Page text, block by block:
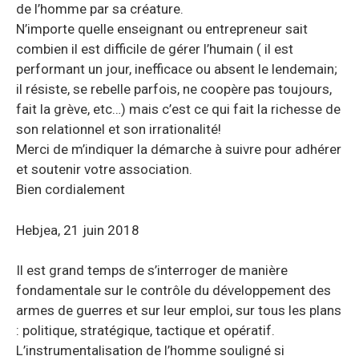
de l’homme par sa créature.
N’importe quelle enseignant ou entrepreneur sait
combien il est difficile de gérer l’humain ( il est
performant un jour, inefficace ou absent le lendemain;
il résiste, se rebelle parfois, ne coopère pas toujours,
fait la grève, etc…) mais c’est ce qui fait la richesse de
son relationnel et son irrationalité!
Merci de m’indiquer la démarche à suivre pour adhérer
et soutenir votre association.
Bien cordialement
Hebjea, 21 juin 2018
Il est grand temps de s’interroger de manière
fondamentale sur le contrôle du développement des
armes de guerres et sur leur emploi, sur tous les plans
: politique, stratégique, tactique et opératif.
L’instrumentalisation de l’homme souligné si